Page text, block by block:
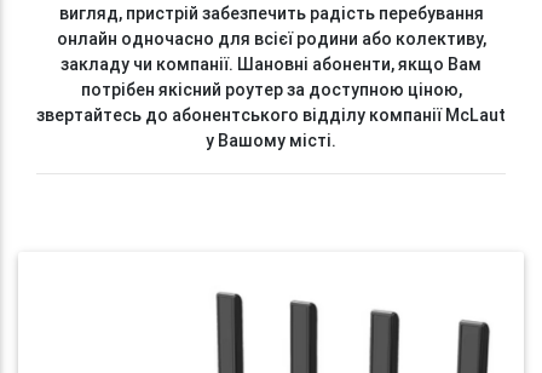
вигляд, пристрій забезпечить радість перебування
онлайн одночасно для всієї родини або колективу,
закладу чи компанії. Шановні абоненти, якщо Вам
потрібен якісний роутер за доступною ціною,
звертайтесь до абонентського відділу компанії McLaut
у Вашому місті.